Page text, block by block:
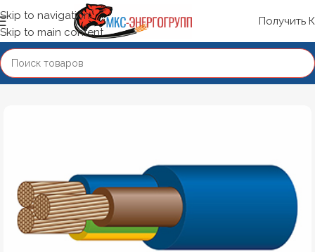
Skip to navigation
Skip to main content
Получить